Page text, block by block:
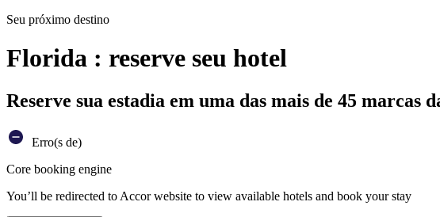
Seu próximo destino
Florida : reserve seu hotel
Reserve sua estadia em uma das mais de 45 marcas
Erro(s de)
Core booking engine
You’ll be redirected to Accor website to view available hotels and book your stay